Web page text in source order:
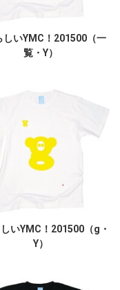
しいYMC！201500（一
覧・Y）
いYMC！201500（g・
Y）